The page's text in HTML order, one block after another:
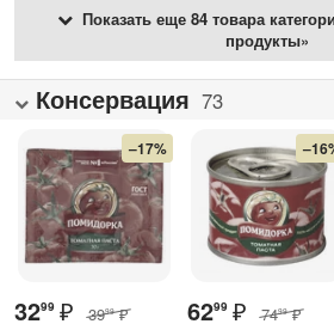
Показать еще 84 товара
продукты»
Консервация 73
–17%
3299 ₽ 3999 ₽ 6299 ₽ 7499 ₽